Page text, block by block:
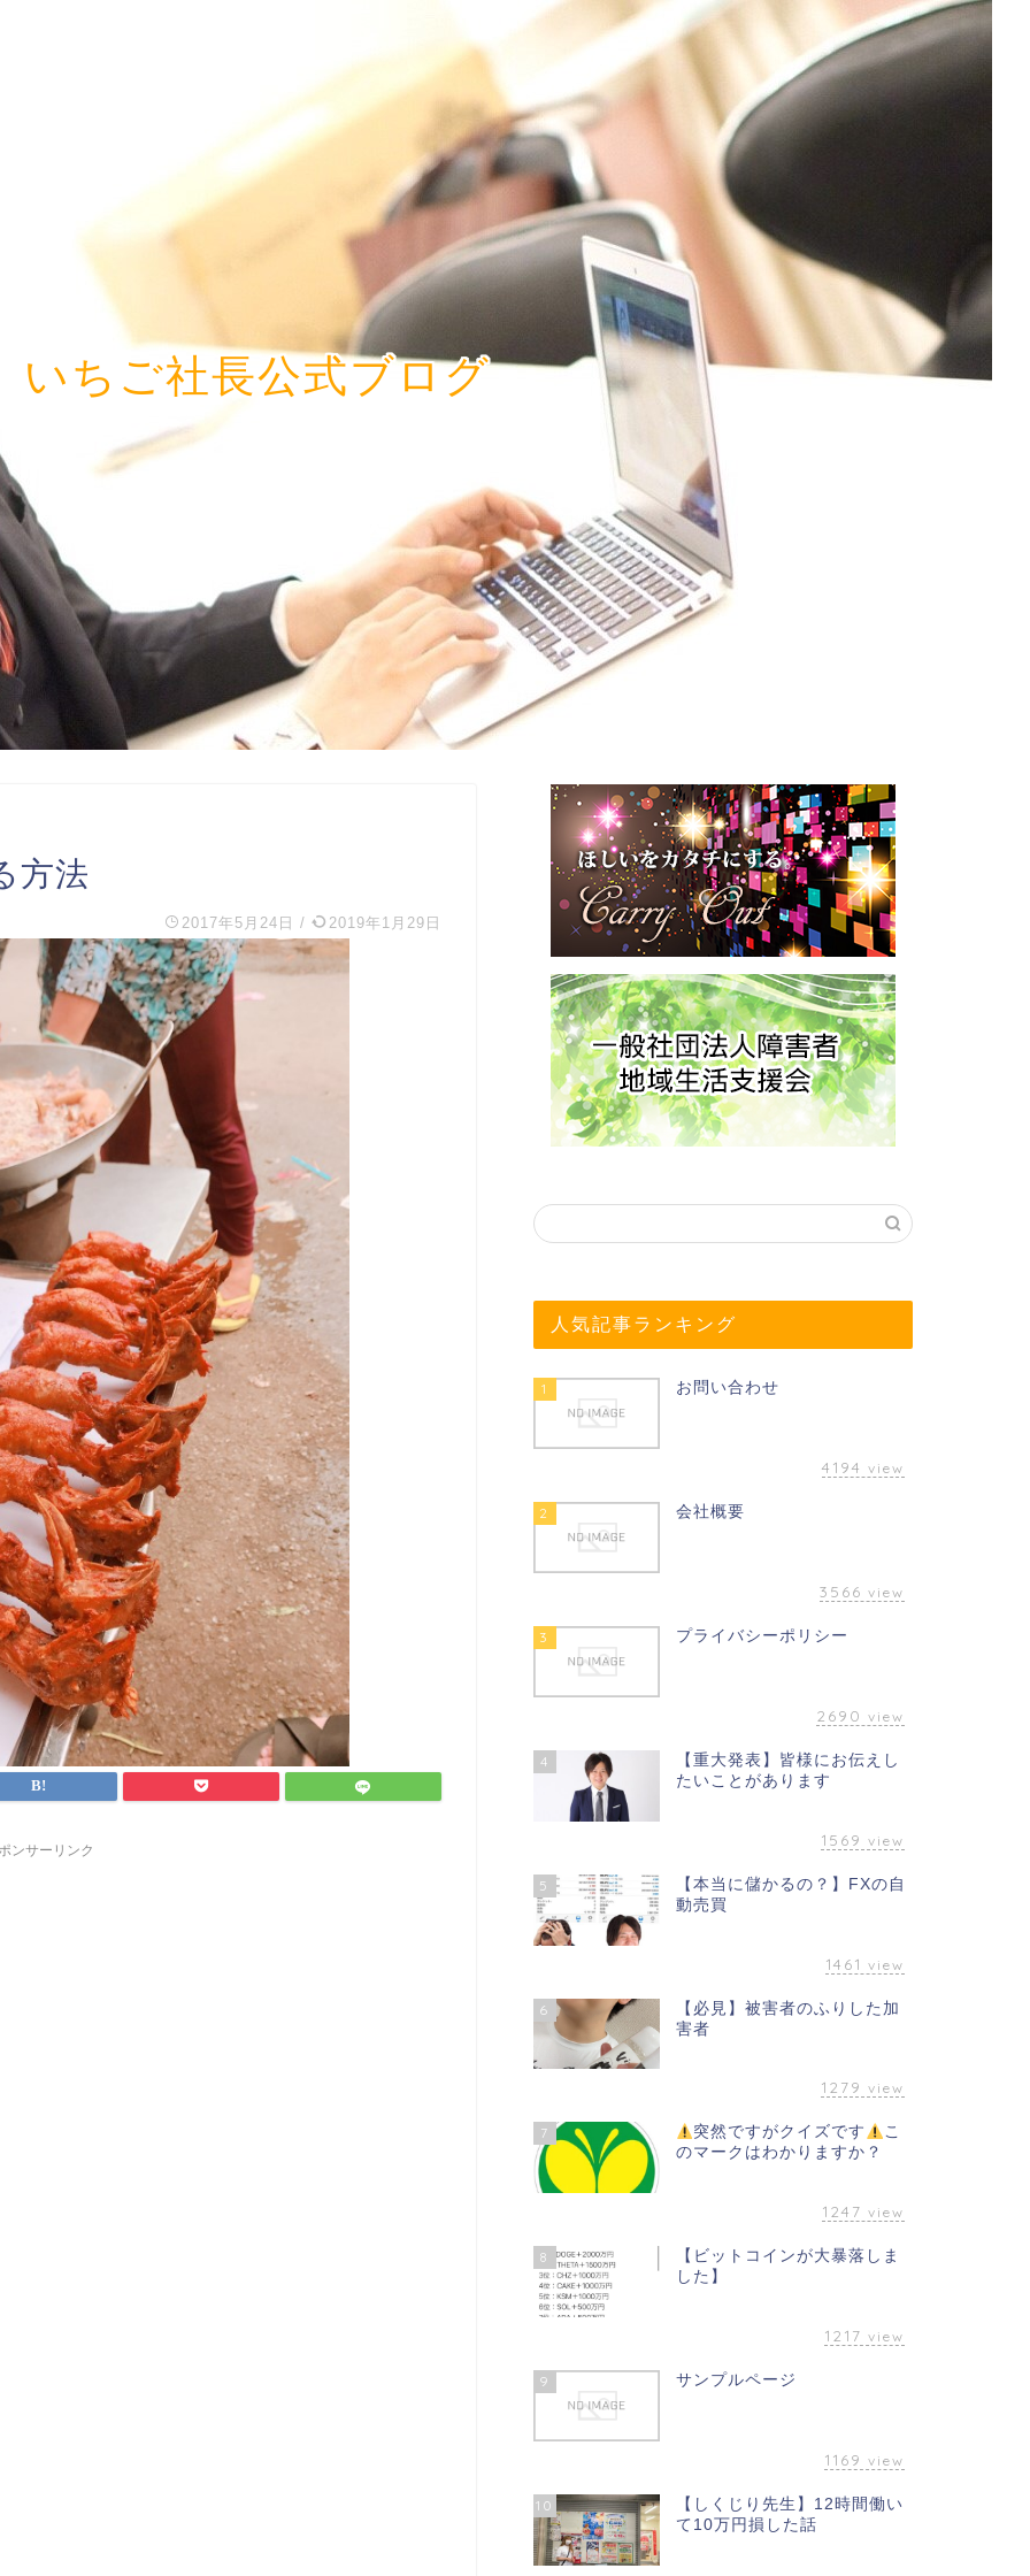
いちご社長公式ブログ
方法
2017年5月24日 / 2019年1月29日
ンサーリンク
人気記事ランキング
1 お問い合わせ
4194 view
2 会社概要
3566 view
3 プライバシーポリシー
2690 view
4
【重大発表】皆様にお伝えし
たいことがあります
1569 view
5
【本当に儲かるの？】FXの自
動売買
1461 view
6
【必見】被害者のふりした加
害者
1279 view
7 突然ですがクイズです
こ
のマークはわかりますか？
1247 view
8
【ビットコインが大暴落しま
した】
1217 view
9 サンプルページ
1169 view
10
【しくじり先生】12時間働い
て10万円損した話